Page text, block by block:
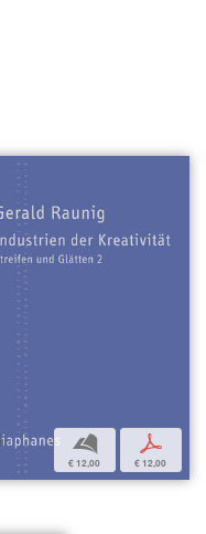
b
€ 12,00
p
€ 12,00